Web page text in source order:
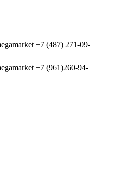
+7 (487) 271-09-
+7 (961)260-94-